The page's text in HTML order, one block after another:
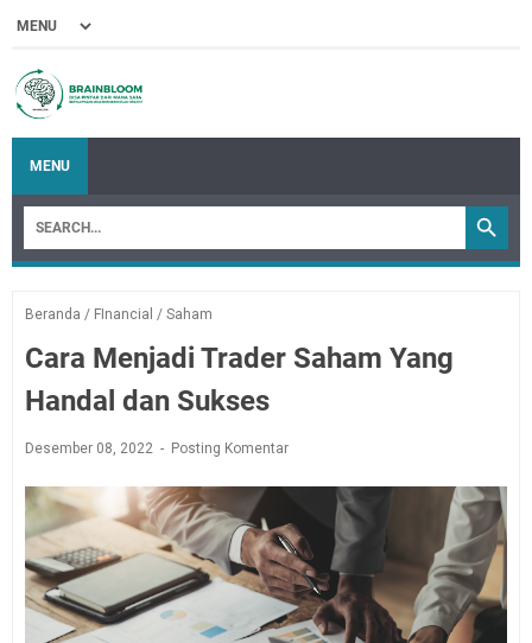
MENU
Beranda / FInancial / Saham
Cara Menjadi Trader Saham Yang
Handal dan Sukses
Desember 08, 2022 Posting Komentar